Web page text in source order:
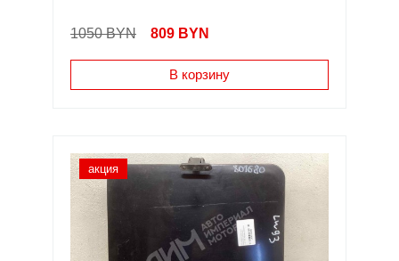
1050 BYN 809 BYN
В корзину
акция